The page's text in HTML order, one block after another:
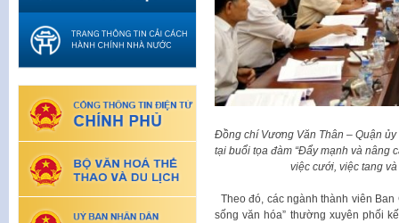
Đồng chí Vương Văn Thân – Quận
tại buổi tọa đàm “Đẩy mạnh và nâng
việc cưới, việc tang
Theo đó, các ngành thành viên
sống văn hóa” thường xuyên phối